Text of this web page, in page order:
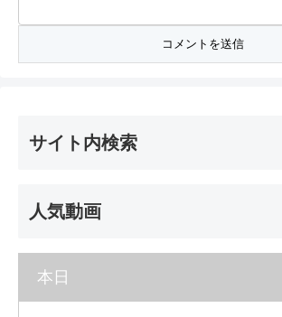
サイト内検索
人気動画
本日